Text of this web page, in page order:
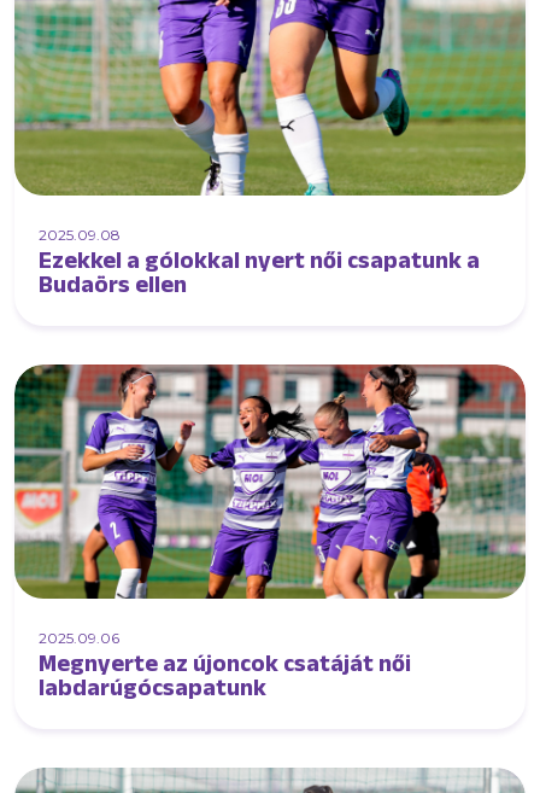
2025.09.08
Ezekkel a gólokkal nyert női csapatunk a
Budaörs ellen
2025.09.06
Megnyerte az újoncok csatáját női
labdarúgócsapatunk